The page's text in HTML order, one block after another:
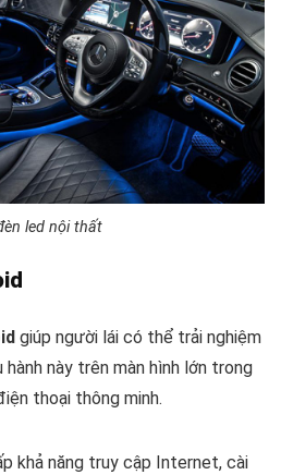
led nội thất
giúp người lái có thể trải nghiệm
này trên màn hình lớn trong
thoại thông minh.
khả năng truy cập Internet, cài